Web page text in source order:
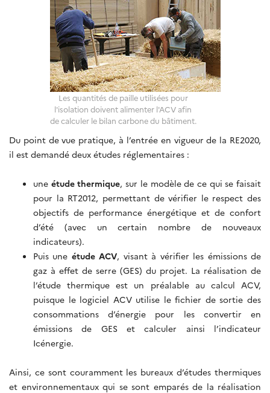
Les quantités de paille utilisées pour
l'isolation doivent alimenter l'ACV afin
de calculer le bilan carbone du bâtiment.
Du point de vue pratique, à l’entrée en vigueur de la RE2020,
il est demandé deux études réglementaires :
une étude thermique, sur le modèle de ce qui se faisait
pour la RT2012, permettant de vérifier le respect des
objectifs de performance énergétique et de confort
d’été (avec un certain nombre de nouveaux
indicateurs).
Puis une étude ACV, visant à vérifier les émissions de
gaz à effet de serre (GES) du projet. La réalisation de
l’étude thermique est un préalable au calcul ACV,
puisque le logiciel ACV utilise le fichier de sortie des
consommations d’énergie pour les convertir en
émissions de GES et calculer ainsi l’indicateur
Icénergie.
Ainsi, ce sont couramment les bureaux d’études thermiques
et environnementaux qui se sont emparés de la réalisation